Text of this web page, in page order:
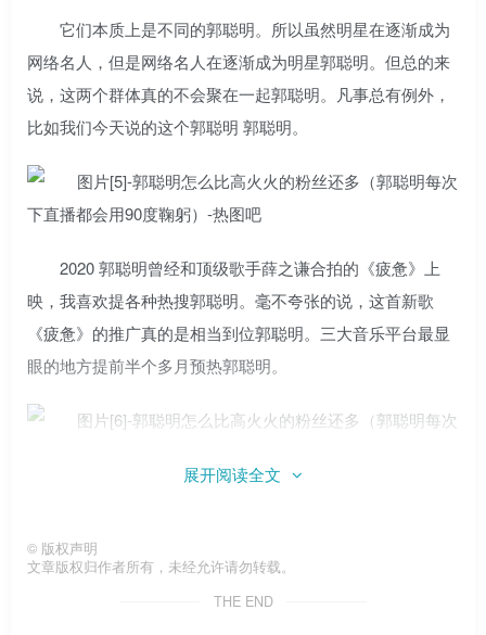
它们本质上是不同的郭聪明。所以虽然明星在逐渐成为
网络名人，但是网络名人在逐渐成为明星郭聪明。但总的来
说，这两个群体真的不会聚在一起郭聪明。凡事总有例外，
比如我们今天说的这个郭聪明 郭聪明。
2020 郭聪明曾经和顶级歌手薛之谦合拍的《疲惫》上
映，我喜欢提各种热搜郭聪明。毫不夸张的说，这首新歌
《疲惫》的推广真的是相当到位郭聪明。三大音乐平台最显
眼的地方提前半个多月预热郭聪明。
改往日的懒惰郭聪明。亲自站上讲台，肯定郭聪明乐手郭聪
明的身份。你知道，当我和韩红先生在小夏普上合作时，它
真的是郭聪明没有吱吱声。这个郭聪明 郭聪明要多有钱才能
展开阅读全文
© 版权声明
文章版权归作者所有，未经允许请勿转载。
THE END